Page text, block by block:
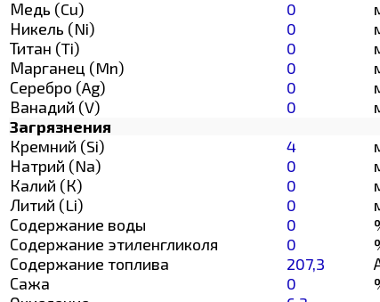
Медь (Cu)
0
Никель (Ni)
0
Титан (Ti)
0
Марганец (Mn)
0
Серебро (Ag)
0
Ванадий (V)
0
Загрязнения
Кремний (Si)
4
Натрий (Na)
0
Калий (К)
0
Литий (Li)
0
Содержание воды
0
Содержание этиленгликоля
0
Содержание топлива
207,3
Сажа
0